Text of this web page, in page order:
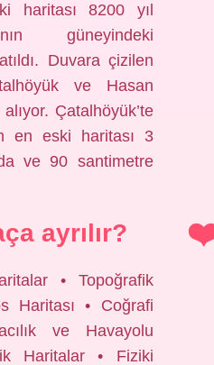
haritası 8200 yıl
güneyindeki
Duvara çizilen
ve Hasan
alıyor. Çatalhöyük’te
en eski haritası 3
ve 90 santimetre
ayrılır?
• Topoğrafik
Haritası • Coğrafi
ve Havayolu
Haritalar • Fiziki